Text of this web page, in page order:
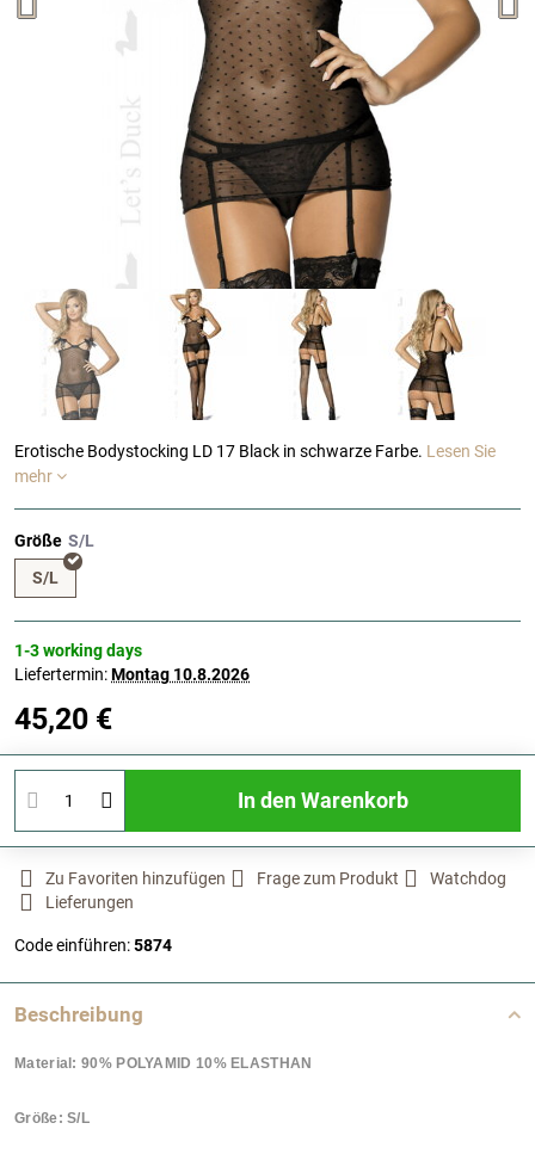
Erotische Bodystocking LD 17 Black in schwarze Farbe. Lesen Sie
mehr
Größe
S/L
1-3 working days
Liefertermin:Montag 10.8.2026
45,20 €
In den Warenkorb
Zu Favoriten hinzufügen Frage zum Produkt
Watchdog
Lieferungen
Code einführen:5874
Beschreibung
Material: 90% POLYAMID 10% ELASTHAN
Größe: S/L